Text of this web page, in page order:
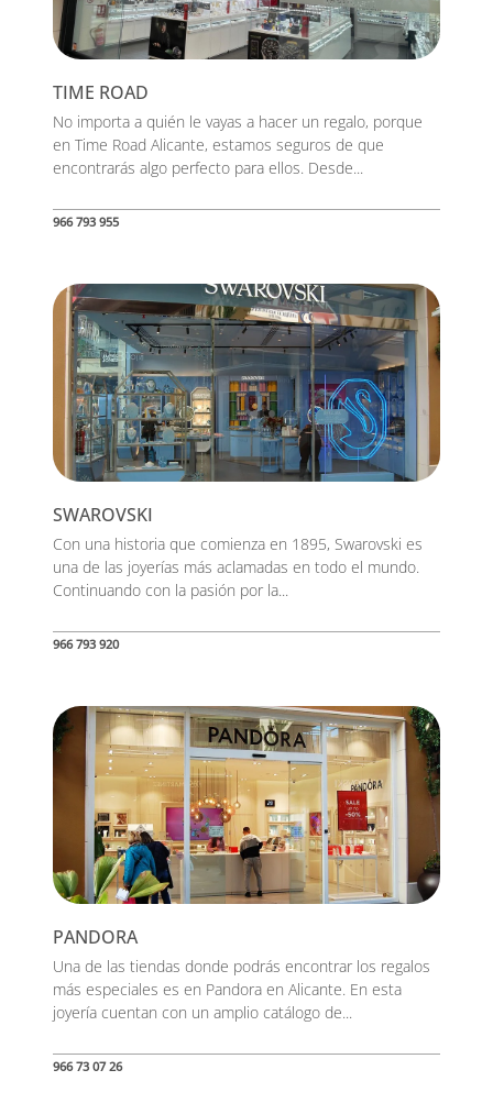
TIME ROAD
No importa a quién le vayas a hacer un regalo, porque
en Time Road Alicante, estamos seguros de que
encontrarás algo perfecto para ellos. Desde...
966 793 955
SWAROVSKI
Con una historia que comienza en 1895, Swarovski es
una de las joyerías más aclamadas en todo el mundo.
Continuando con la pasión por la...
966 793 920
PANDORA
Una de las tiendas donde podrás encontrar los regalos
más especiales es en Pandora en Alicante. En esta
joyería cuentan con un amplio catálogo de...
966 73 07 26